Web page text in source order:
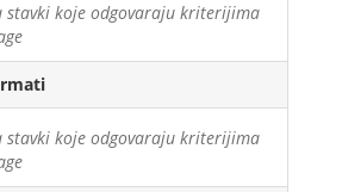
stavki koje odgovaraju kriterijima
stavki koje odgovaraju kriterijima